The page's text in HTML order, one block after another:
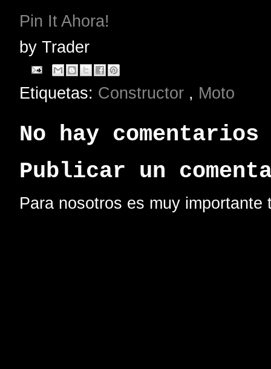
Pin It Ahora!
by Trader
Etiquetas: Constructor , Moto
No hay
Publicar un
Para nosotros es muy